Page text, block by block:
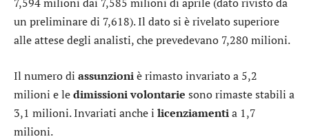
un preliminare di 7,618). Il dato si è rivelato superiore
alle attese degli analisti, che prevedevano 7,280 milioni.
Il numero di assunzioniè rimasto invariato a 5,2
milioni e ledimissioni volontarie sono rimaste stabili a
3,1 milioni. Invariati anche i licenziamentia 1,7
milioni.